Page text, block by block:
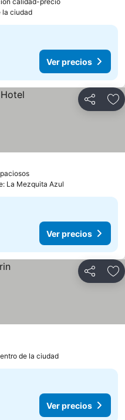
la ciudad
Ver precios
Compartir
La Mezquita Azul
Ver precios
Compartir
de la ciudad
Ver precios